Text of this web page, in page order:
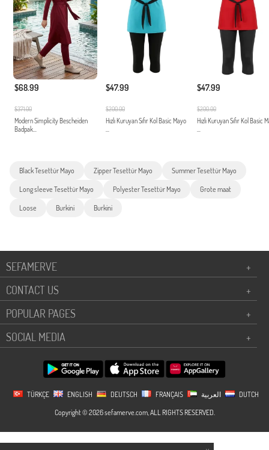
$68.99
$371.00
Modern Simplicity Bescheiden
Badpak...
$47.99
$200.00
Hızlı Kuruyan Sıfır Kol Basic Mayo
...
$47.99
$200.00
Hızlı Kuruyan Sıfır Kol Basic
...
Black Tesettür Mayo Zipper Tesettür Mayo Summer Tesettür Mayo
Long sleeve Tesettür Mayo Polyester Tesettür Mayo Grote maat
Loose Burkini Burkini
SEFAMERVE
+
CONTACT US
+
POPULAR PAGES
+
SOCIAL MEDIA
+
TÜRKÇE ENGLISH DEUTSCH FRANÇAIS
DUTCH
Copyright © 2026 sefamerve.com, ALL RIGHTS RESERVED.